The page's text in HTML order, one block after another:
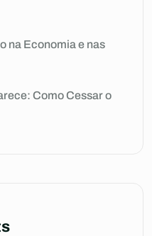
na Economia e nas
Como Cessar o